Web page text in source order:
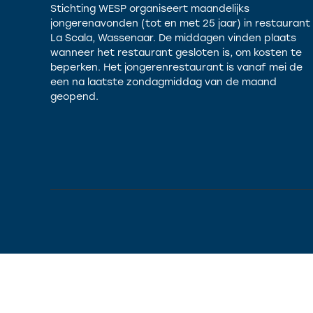
Stichting WESP organiseert maandelijks
jongerenavonden (tot en met 25 jaar) in restaurant
La Scala, Wassenaar. De middagen vinden plaats
wanneer het restaurant gesloten is, om kosten te
beperken. Het jongerenrestaurant is vanaf mei de
een na laatste zondagmiddag van de maand
geopend.